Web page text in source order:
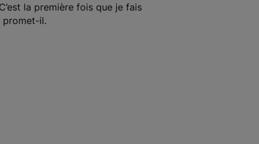
la première fois que je fais
promet-il.